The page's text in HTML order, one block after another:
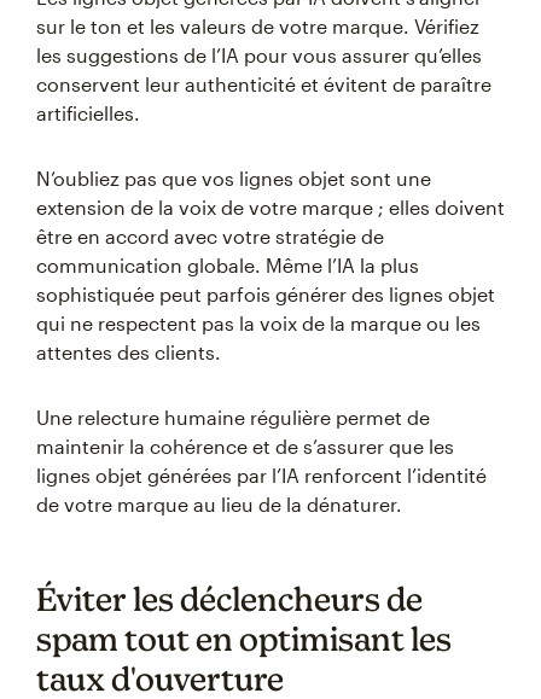
sur le ton et les valeurs de votre marque. Vérifiez
les suggestions de l’IA pour vous assurer qu’elles
conservent leur authenticité et évitent de paraître
artificielles.
N’oubliez pas que vos lignes objet sont une
extension de la voix de votre marque ; elles doivent
être en accord avec votre stratégie de
communication globale. Même l’IA la plus
sophistiquée peut parfois générer des lignes objet
qui ne respectent pas la voix de la marque ou les
attentes des clients.
Une relecture humaine régulière permet de
maintenir la cohérence et de s’assurer que les
lignes objet générées par l’IA renforcent l’identité
de votre marque au lieu de la dénaturer.
Éviter les déclencheurs de
spam tout en optimisant les
taux d'ouverture